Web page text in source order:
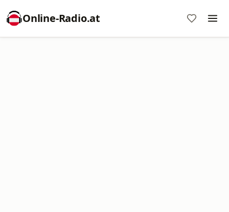
Online‑Radio.at